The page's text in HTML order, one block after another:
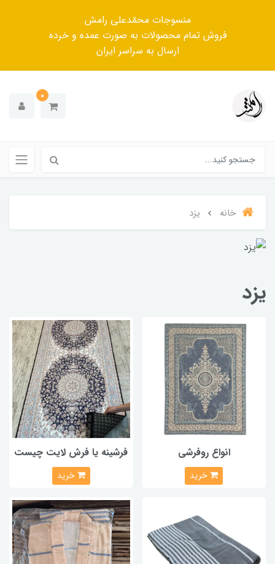
منسوجات محمّدعلی رامش
فروش تمام محصولات به صورت عمده و خرده
ارسال به سراسر ایران
0
خانه یزد
یزد
انواع روفرشی
خرید
فرشینه یا فرش لایت چیست
خرید